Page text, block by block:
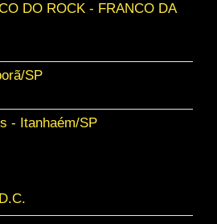
DO ROCK - FRANCO DA
SP
- Itanhaém/SP